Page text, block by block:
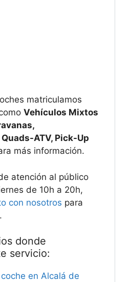
matriculamos
Vehículos Mixtos
ATV, Pick-Up
más información.
atención al público
de 10h a 20h,
con nosotros para
donde
servicio:
en Alcalá de